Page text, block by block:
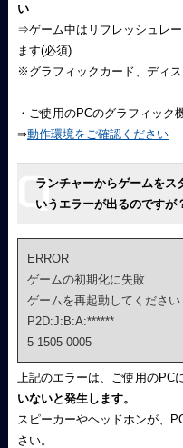
い
⇒ゲーム中はリフレッシュレ
ます(必須)
※グラフィックカード、ディ
・ご使用のPCのグラフィック
⇒動作環境をご確認ください
ランチャーからゲームをス
いうエラーが出るのですが
ERROR
ゲームの初期化に失敗
ゲームを再起動してください
P2D:J:B:A:******
5-1505-0005
上記のエラーは、ご使用のPC
いないと発生します。
スピーカーやヘッドホンが、
さい。